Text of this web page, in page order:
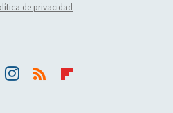
de privacidad